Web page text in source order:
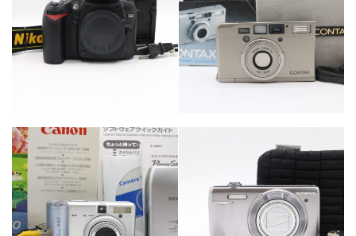
カテゴリー カメラ・レンズ カテゴリー カメラ・レンズ
カテゴリー カメラ・レンズ
カメラ・レンズ